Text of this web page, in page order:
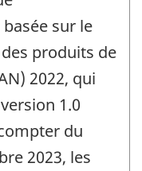
sur le
produits de
2022, qui
1.0
du
2023, les